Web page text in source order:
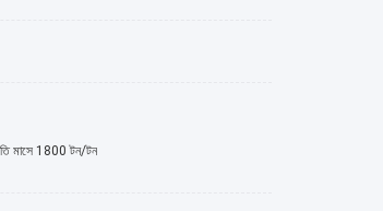
মাসে 1800 টন/টন